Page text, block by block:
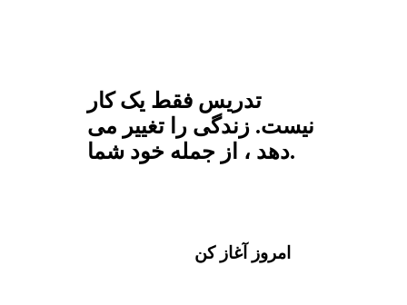
تدریس فقط یک کار
نیست. زندگی را تغییر می
دهد ، از جمله خود شما.
امروز آغاز کن